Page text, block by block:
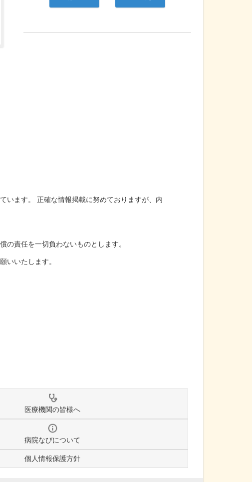
います。 正確な情報掲載に努めておりますが、内
の責任を一切負わないものとします。
いいたします。
医療機関の皆様へ
病院なびについて
個人情報保護方針